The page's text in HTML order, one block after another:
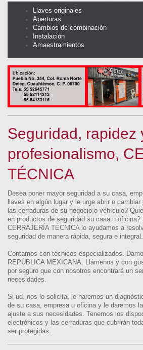
Llaves originales
Aperturas
Cambios de combinación
Instalación
Amaestramientos
Seguridad, rapidez
profesionalismo,
TÉCNICA
Desea poner mayor seguridad a su casa,
llaves en algún lugar y le urge abrir o
las cerraduras de su negocio o vehículo?
en productos de seguridad su casa u oficina?
CERRAJERÍA TÉCNICA lo ayudamos a
seguridad de manera rápida, segura e integral.
Contamos con técnicos especializados.
REPÚBLICA MEXICANA. Llámenos y con
por seguro que con nosotros encontrará un
necesidades.
Si ud. nos lo solicita, le haremos un
de su casa, empresa u oficina y le daremos
ajuste a sus necesidades. Tenemos los
electrónicos y las cerraduras que cubrirán
ser protegidas.